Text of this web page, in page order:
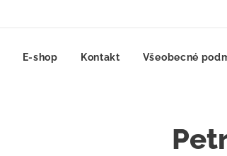
E-shop Kontakt Všeobecné